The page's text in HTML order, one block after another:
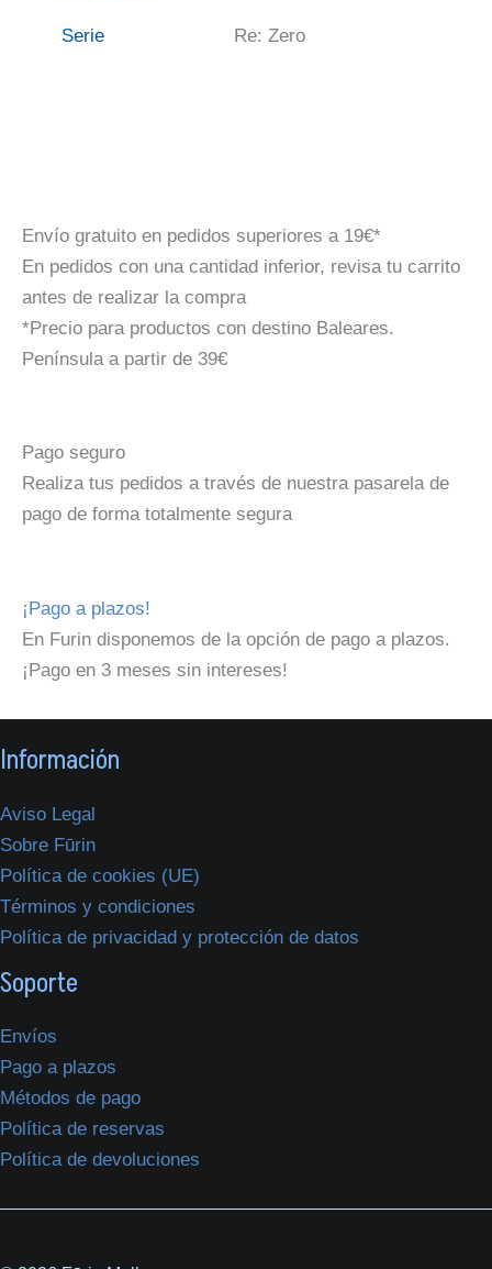
Serie Re: Zero
Envío gratuito en pedidos superiores a 19€*
En pedidos con una cantidad inferior, revisa tu carrito
antes de realizar la compra
*Precio para productos con destino Baleares.
Península a partir de 39€
Pago seguro
Realiza tus pedidos a través de nuestra pasarela de
pago de forma totalmente segura
¡Pago a plazos!
En Furin disponemos de la opción de pago a plazos.
¡Pago en 3 meses sin intereses!
Información
Aviso Legal
Sobre Fūrin
Política de cookies (UE)
Términos y condiciones
Política de privacidad y protección de datos
Soporte
Envíos
Pago a plazos
Métodos de pago
Política de reservas
Política de devoluciones